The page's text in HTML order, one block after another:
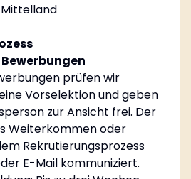
prüfen wir
Vorselektion und geben
zur Ansicht frei. Der
Weiterkommen oder
Rekrutierungsprozess
E-Mail kommuniziert.